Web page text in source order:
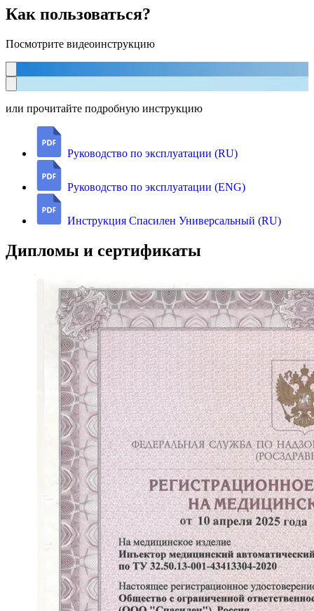
Как пользоваться?
Посмотрите видеоинструкцию
или прочитайте подробную инструкцию
Руководство по эксплуатации (RU)
Руководство по эксплуатации (ENG)
Инструкция Спасилен Универсальный (RU)
Дипломы и сертификаты